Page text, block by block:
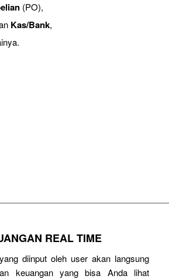
(PO),
Kas/Bank,
REAL TIME
diinput oleh user akan langsung
keuangan yang bisa Anda lihat